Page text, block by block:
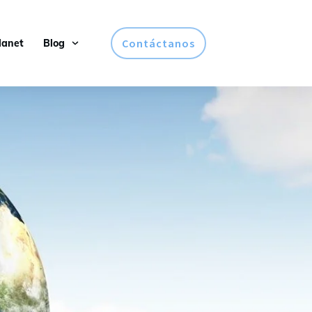
Blog Contáctanos